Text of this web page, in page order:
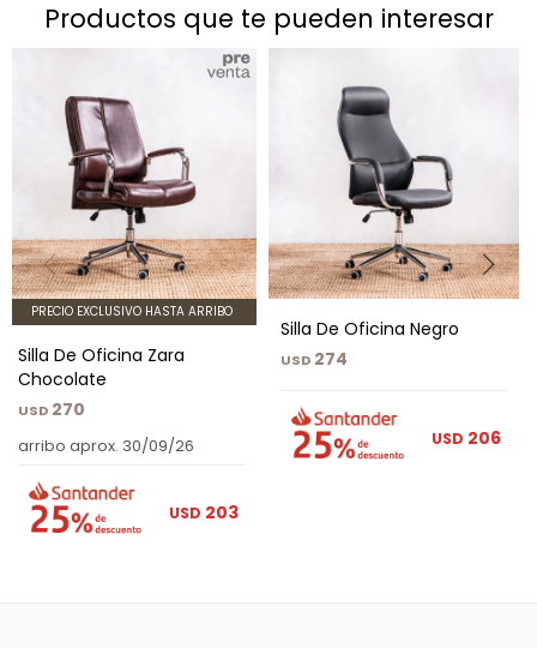
productos que te pueden interesar
PRECIO EXCLUSIVO HASTA ARRIBO
Silla De Oficina Zara
Chocolate
USD 270
arribo aprox. 30/09/26
USD 203
Silla De Oficina Negro
USD 274
USD 206